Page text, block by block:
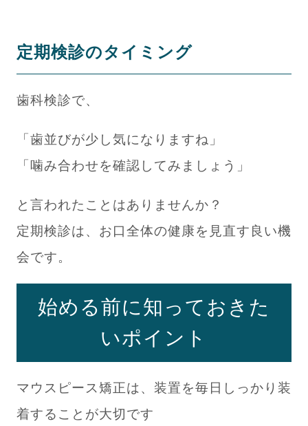
定期検診のタイミング
歯科検診で、
「歯並びが少し気になりますね」
「噛み合わせを確認してみましょう」
と言われたことはありませんか？
定期検診は、お口全体の健康を見直す良い機
会です。
始める前に知っておきた
いポイント
マウスピース矯正は、装置を毎日しっかり装
着することが大切です